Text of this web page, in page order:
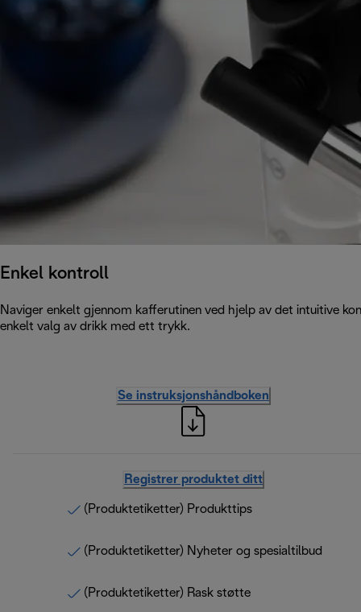
Enkel kontroll
Naviger enkelt gjennom kafferutinen ved hjelp av det intuitive
enkelt valg av drikk med ett trykk.
Se instruksjonshåndboken
Registrer produktet ditt
(Produktetiketter) Produkttips
(Produktetiketter) Nyheter og spesialtilbud
(Produktetiketter) Rask støtte